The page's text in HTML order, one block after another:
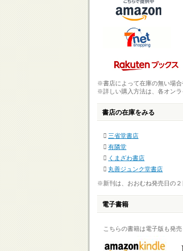
※書店によって在庫の無い場合
※詳しい購入方法は、各オンラ
書店の在庫をみる
三省堂書店
有隣堂
くまざわ書店
丸善ジュンク堂書店
※新刊は、おおむね発売日の
電子書籍
こちらの書籍は電子版も発売